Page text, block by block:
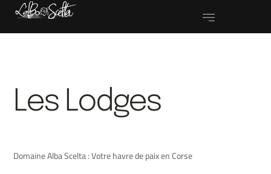
Les Lodges
Domaine Alba Scelta : Votre havre de paix en Corse